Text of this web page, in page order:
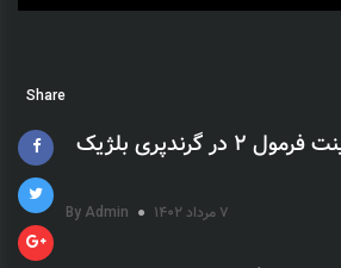
Share
خلاصه مسابقه اسپرینت فرمول 2 در گرندپری بلژیک
By Admin 7 مرداد 1402